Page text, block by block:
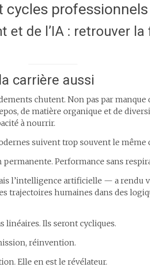
cycles professionnels
et de l’IA : retrouver
carrière aussi
chutent. Non pas par manque
de matière organique et de
à nourrir.
suivent trop souvent le même
Performance sans
l’intelligence artificielle — a rendu
trajectoires humaines dans des
linéaires. Ils seront cycliques.
réinvention.
Elle en est le révélateur.